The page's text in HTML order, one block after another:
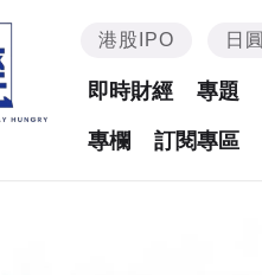
港股IPO 日圓
即時財經 專題
專欄 訂閱專區